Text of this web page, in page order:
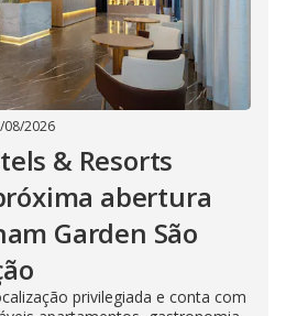
08/2026
& Resorts
abertura
Garden São
privilegiada e conta com